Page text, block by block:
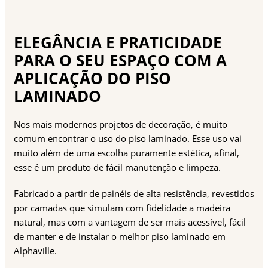
ELEGÂNCIA E PRATICIDADE
PARA O SEU ESPAÇO COM A
APLICAÇÃO DO PISO
LAMINADO
Nos mais modernos projetos de decoração, é muito
comum encontrar o uso do piso laminado. Esse uso vai
muito além de uma escolha puramente estética, afinal,
esse é um produto de fácil manutenção e limpeza.
Fabricado a partir de painéis de alta resistência, revestidos
por camadas que simulam com fidelidade a madeira
natural, mas com a vantagem de ser mais acessível, fácil
de manter e de instalar o melhor piso laminado em
Alphaville.